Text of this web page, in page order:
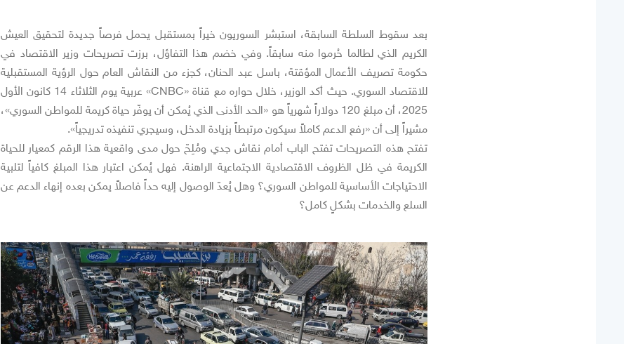
بعد سقوط السلطة السابقة، استبشر السوريون خيراً بمستقبل يحمل فرصاً جديدة لتحقيق العيش
الكريم الذي لطالما حُرموا منه سابقاً. وفي خضم هذا التفاؤل، برزت تصريحات وزير الاقتصاد في
حكومة تصريف الأعمال المؤقتة، باسل عبد الحنان، كجزء من النقاش العام حول الرؤية المستقبلية
للاقتصاد السوري. حيث أكد الوزير، خلال حواره مع قناة «CNBC» عربية يوم الثلاثاء 14 كانون الأول
2025، أن مبلغ 120 دولاراً شهرياً هو «الحد الأدنى الذي يُمكن أن يوفّر حياة كريمة للمواطن السوري»،
مشيراً إلى أن «رفع الدعم كاملاً سيكون مرتبطاً بزيادة الدخل، وسيجري تنفيذه تدريجياً».
تفتح هذه التصريحات تفتح الباب أمام نقاش جدي ومُلِحّ حول مدى واقعية هذا الرقم كمعيار للحياة
الكريمة في ظل الظروف الاقتصادية الاجتماعية الراهنة. فهل يُمكن اعتبار هذا المبلغ كافياً لتلبية
الاحتياجات الأساسية للمواطن السوري؟ وهل يُعدّ الوصول إليه حداً فاصلاً يمكن بعده إنهاء الدعم عن
السلع والخدمات بشكلٍ كامل؟